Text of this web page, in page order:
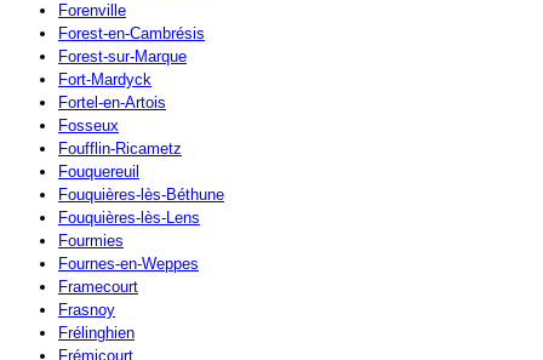
Forenville
Forest-en-Cambrésis
Forest-sur-Marque
Fort-Mardyck
Fortel-en-Artois
Fosseux
Foufflin-Ricametz
Fouquereuil
Fouquières-lès-Béthune
Fouquières-lès-Lens
Fourmies
Fournes-en-Weppes
Framecourt
Frasnoy
Frélinghien
Frémicourt